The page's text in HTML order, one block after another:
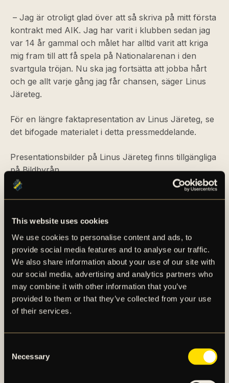
This website uses cookies
We use cookies to personalise content and ads, to
provide social media features and to analyse our traffic.
We also share information about your use of our site with
our social media, advertising and analytics partners who
may combine it with other information that you’ve
provided to them or that they’ve collected from your use
of their services.
Selection
Necessary
– Jag är otroligt glad över att så skriva på mitt första
kontrakt med AIK. Jag har varit i klubben sedan jag
var 14 år gammal och målet har alltid varit att kriga
mig fram till att få spela på Nationalarenan i den
svartgula tröjan. Nu ska jag fortsätta att jobba hårt
och ge allt varje gång jag får chansen, säger Linus
Järeteg.
För en längre faktapresentation av Linus Järeteg, se
det bifogade materialet i detta pressmeddelande.
Presentationsbilder på Linus Järeteg finns tillgängliga
på Bildbyrån.
Fredrik Wisur Hansen,
Head of scouting and recruitment (herr) AIK Fotboll
E-post: fredrik.wisur.hansen@aikfotboll.se
PRESSMEDDELANDE